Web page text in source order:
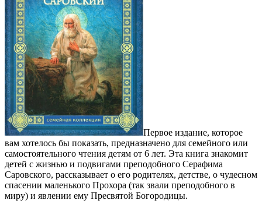
Первое издание, которое
вам хотелось бы показать, предназначено для семейного или
самостоятельного чтения детям от 6 лет. Эта книга знакомит
детей с жизнью и подвигами преподобного Серафима
Саровского, рассказывает о его родителях, детстве, о чудесном
спасении маленького Прохора (так звали преподобного в
миру) и явлении ему Пресвятой Богородицы.